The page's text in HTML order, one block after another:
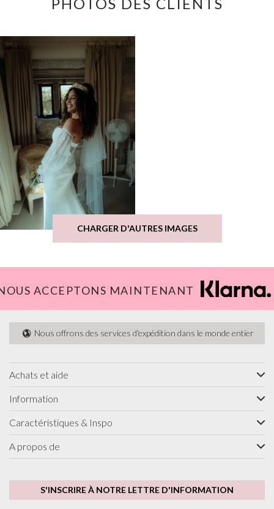
PHOTOS DES CLIENTS
CHARGER D'AUTRES IMAGES
ACCEPTONS MAINTENANT
Nous offrons des services d'expédition dans le monde entier
Achats et aide
Information
Caractéristiques & Inspo
A propos de
S'INSCRIRE À NOTRE LETTRE D'INFORMATION